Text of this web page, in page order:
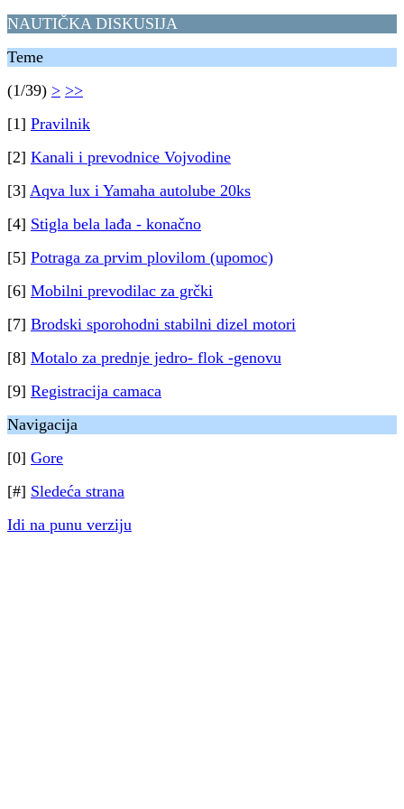
NAUTIČKA DISKUSIJA
Teme
(1/39) > >>
[1] Pravilnik
[2] Kanali i prevodnice Vojvodine
[3] Aqva lux i Yamaha autolube 20ks
[4] Stigla bela lađa - konačno
[5] Potraga za prvim plovilom (upomoc)
[6] Mobilni prevodilac za grčki
[7] Brodski sporohodni stabilni dizel motori
[8] Motalo za prednje jedro- flok -genovu
[9] Registracija camaca
Navigacija
[0] Gore
[#] Sledeća strana
Idi na punu verziju